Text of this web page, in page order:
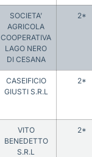
SOCIETA’
AGRICOLA
COOPERATIVA
LAGO NERO
DI CESANA
2*
CASEIFICIO
GIUSTI S.R.L
2*
VITO
BENEDETTO
S.R.L
2*